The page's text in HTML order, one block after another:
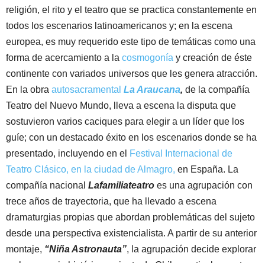
religión, el rito y el teatro que se practica constantemente en
todos los escenarios latinoamericanos y; en la escena
europea, es muy requerido este tipo de temáticas como una
forma de acercamiento a la cosmogonía y creación de éste
continente con variados universos que les genera atracción.
En la obra autosacramental La Araucana, de la compañía
Teatro del Nuevo Mundo, lleva a escena la disputa que
sostuvieron varios caciques para elegir a un líder que los
guíe; con un destacado éxito en los escenarios donde se ha
presentado, incluyendo en el Festival Internacional de
Teatro Clásico, en la ciudad de Almagro, en España. La
compañía nacional Lafamiliateatro es una agrupación con
trece años de trayectoria, que ha llevado a escena
dramaturgias propias que abordan problemáticas del sujeto
desde una perspectiva existencialista. A partir de su anterior
montaje, “Niña Astronauta”, la agrupación decide explorar